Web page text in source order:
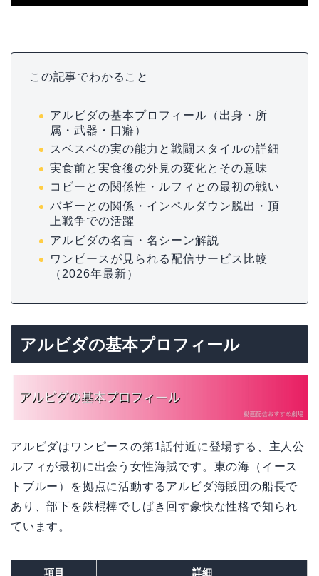
この記事でわかること
アルビダの基本プロフィール（出身・所
属・武器・口癖）
スベスベの実の能力と戦闘スタイルの詳細
実食前と実食後の外見の変化とその意味
コビーとの関係性・ルフィとの最初の戦い
バギーとの関係・インペルダウン脱出・頂
上戦争での活躍
アルビダの名言・名シーン解説
ワンピースが見られる配信サービス比較
（2026年最新）
アルビダの基本プロフィール
アルビダはワンピースの第1話付近に登場する、主人公
ルフィが最初に出会う女性海賊です。東の海（イース
トブルー）を拠点に活動するアルビダ海賊団の船長で
あり、部下を鉄棍棒でしばき回す豪快な性格で知られ
ています。
項目 詳細